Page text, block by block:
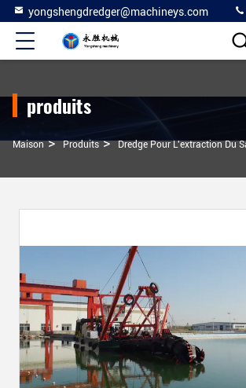
yongshengdredger@machineys.com
produits
Maison > Produits > Dredge Pour L'extraction Du